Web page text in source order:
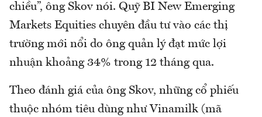
chiều”, ông Skov nói. Quỹ BI New Emerging
Markets Equities chuyên đầu tư vào các thị
trường mới nổi do ông quản lý đạt mức lợi
nhuận khoảng 34% trong 12 tháng qua.
Theo đánh giá của ông Skov, những cổ phiếu
thuộc nhóm tiêu dùng như Vinamilk (mã